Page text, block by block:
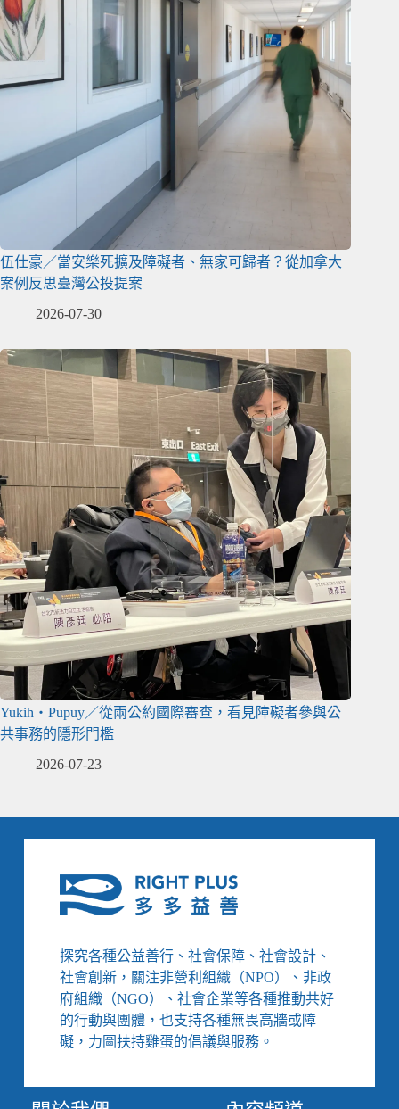
伍仕豪／當安樂死擴及障礙者、無家可歸者？從加拿大
案例反思臺灣公投提案
2026-07-30
Yukih‧Pupuy／從兩公約國際審查，看見障礙者參與公
共事務的隱形門檻
2026-07-23
探究各種公益善行、社會保障、社會設計、
社會創新，關注非營利組織（NPO）、非政
府組織（NGO）、社會企業等各種推動共好
的行動與團體，也支持各種無畏高牆或障
礙，力圖扶持雞蛋的倡議與服務。